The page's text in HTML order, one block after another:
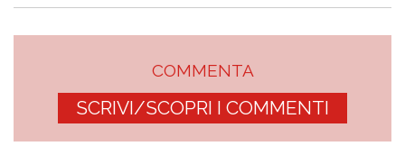
COMMENTA
SCRIVI/SCOPRI I COMMENTI